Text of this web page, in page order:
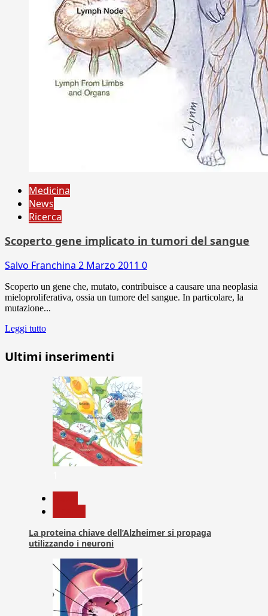
Medicina
News
Ricerca
Scoperto gene implicato in tumori del sangue
Salvo Franchina 2 Marzo 2011 0
Scoperto un gene che, mutato, contribuisce a causare una neoplasia
mieloproliferativa, ossia un tumore del sangue. In particolare, la
mutazione...
Leggi tutto
Ultimi inserimenti
La proteina chiave dell’Alzheimer si propaga
utilizzando i neuroni